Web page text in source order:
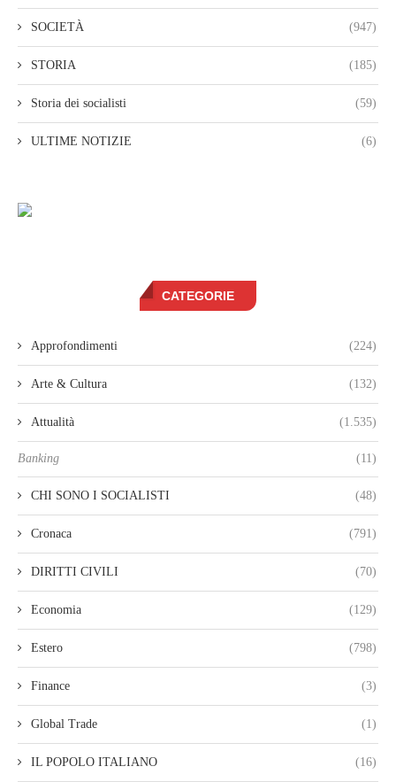
SOCIETÀ (947)
STORIA (185)
Storia dei socialisti (59)
ULTIME NOTIZIE (6)
CATEGORIE
Approfondimenti (224)
Arte & Cultura (132)
Attualità (1.535)
Banking (11)
CHI SONO I SOCIALISTI (48)
Cronaca (791)
DIRITTI CIVILI (70)
Economia (129)
Estero (798)
Finance (3)
Global Trade (1)
IL POPOLO ITALIANO (16)